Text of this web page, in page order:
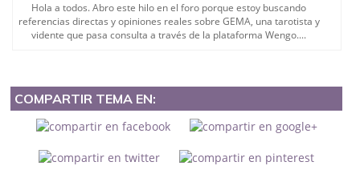
Hola a todos. Abro este hilo en el foro porque estoy buscando
referencias directas y opiniones reales sobre GEMA, una tarotista y
vidente que pasa consulta a través de la plataforma Wengo....
COMPARTIR TEMA EN: